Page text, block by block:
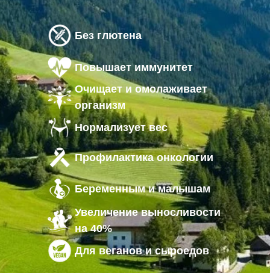
Без глютена
Повышает иммунитет
Для веганов и сыроедов
Очищает и омолаживает
организм
Увеличение выносливости
на 40%
Нормализует вес
Беременным и малышам
Профилактика онкологии